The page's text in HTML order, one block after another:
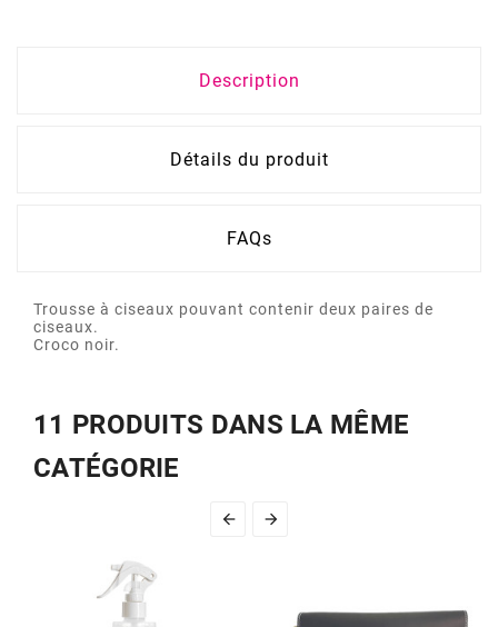
Description
Détails du produit
FAQs
Trousse à ciseaux pouvant contenir deux paires de
ciseaux.
Croco noir.
11 PRODUITS DANS LA MÊME
CATÉGORIE
 